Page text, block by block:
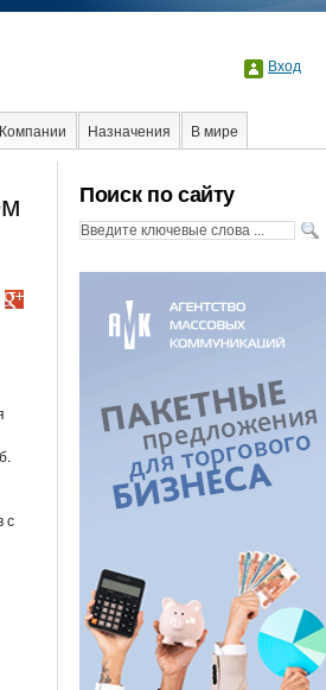
Вход
Компании Назначения
В мире
Интервью
Поиск по сайту
с